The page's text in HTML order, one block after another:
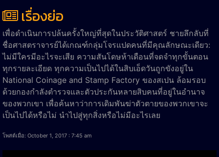
เรื่องย่อ
เพื่อดำเนินการปล้นครั้งใหญ่ที่สุดในประวัติศาสตร์ ชายลึกลับที่
ชื่อศาสตราจารย์ได้เกณฑ์กลุ่มโจรแปดคนที่มีคุณลักษณะเดียว:
ไม่มีใครมีอะไรจะเสีย ความสันโดษห้าเดือนที่จดจำทุกขั้นตอน
ทุกรายละเอียด ทุกความเป็นไปได้ในสิบเอ็ดวันถูกขังอยู่ใน
National Coinage and Stamp Factory ของสเปน ล้อมรอบ
ด้วยกองกำลังตำรวจและตัวประกันหลายสิบคนที่อยู่ในอำนาจ
ของพวกเขา เพื่อค้นหาว่าการเดิมพันฆ่าตัวตายของพวกเขาจะ
เป็นไปได้หรือไม่ นำไปสู่ทุกสิ่งหรือไม่มีอะไรเลย
โพสต์เมื่อ: October 1, 2017 : 7:45 am